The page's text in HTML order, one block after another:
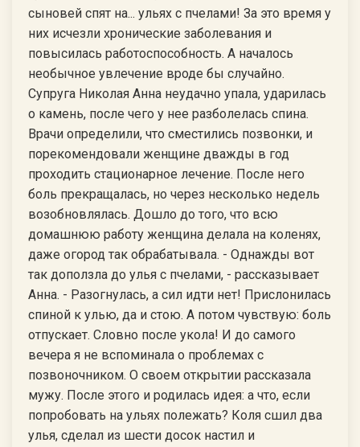
сыновей спят на... ульях с пчелами! За это время у
них исчезли хронические заболевания и
повысилась работоспособность. А началось
необычное увлечение вроде бы случайно.
Супруга Николая Анна неудачно упала, ударилась
о камень, после чего у нее разболелась спина.
Врачи определили, что сместились позвонки, и
порекомендовали женщине дважды в год
проходить стационарное лечение. После него
боль прекращалась, но через несколько недель
возобновлялась. Дошло до того, что всю
домашнюю работу женщина делала на коленях,
даже огород так обрабатывала. - Однажды вот
так доползла до улья с пчелами, - рассказывает
Анна. - Разогнулась, а сил идти нет! Прислонилась
спиной к улью, да и стою. А потом чувствую: боль
отпускает. Словно после укола! И до самого
вечера я не вспоминала о проблемах с
позвоночником. О своем открытии рассказала
мужу. После этого и родилась идея: а что, если
попробовать на ульях полежать? Коля сшил два
улья, сделал из шести досок настил и